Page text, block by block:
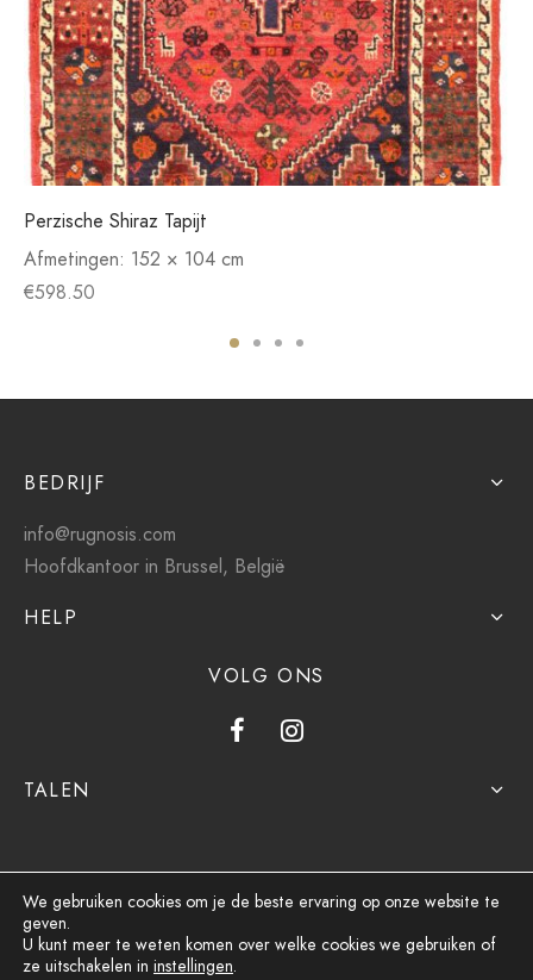
Perzische Shiraz Tapijt
Afmetingen: 152 × 104 cm
€598.50
BEDRIJF
info@rugnosis.com
Hoofdkantoor in Brussel, België
HELP
VOLG ONS
TALEN
Privacybeleid
We gebruiken cookies om je de beste ervaring op onze website te
geven.
U kunt meer te weten komen over welke cookies we gebruiken of
ze uitschakelen in instellingen.